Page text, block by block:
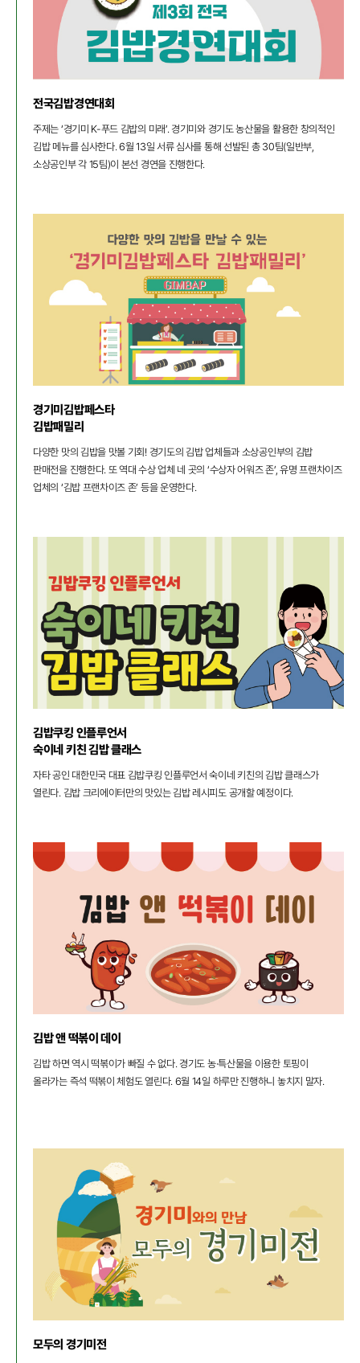
전국김밥경연대회
주제는 ‘경기미 K-푸드 김밥의 미래’. 경기미와 경기도 농산물을 활용한 창의적인
김밥 메뉴를 심사한다. 6월 13일 서류 심사를 통해 선발된 총 30팀(일반부,
소상공인부 각 15팀)이 본선 경연을 진행한다.
경기미김밥페스타
김밥패밀리
다양한 맛의 김밥을 맛볼 기회! 경기도의 김밥 업체들과 소상공인부의 김밥
판매전을 진행한다. 또 역대 수상 업체 네 곳의 ‘수상자 어워즈 존’, 유명 프랜차이즈
업체의 ‘김밥 프랜차이즈 존’ 등을 운영한다.
김밥쿠킹 인플루언서
숙이네 키친 김밥 클래스
자타 공인 대한민국 대표 김밥쿠킹 인플루언서 숙이네 키친의 김밥 클래스가
열린다. 김밥 크리에이터만의 맛있는 김밥 레시피도 공개할 예정이다.
김밥 앤 떡볶이 데이
김밥 하면 역시 떡볶이가 빠질 수 없다. 경기도 농·특산물을 이용한 토핑이
올라가는 즉석 떡볶이 체험도 열린다. 6월 14일 하루만 진행하니 놓치지 말자.
모두의 경기미전